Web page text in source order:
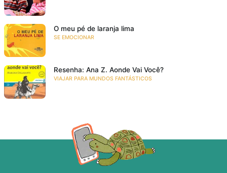
O meu pé de laranja lima
SE EMOCIONAR
Resenha: Ana Z. Aonde Vai Você?
VIAJAR PARA MUNDOS FANTÁSTICOS